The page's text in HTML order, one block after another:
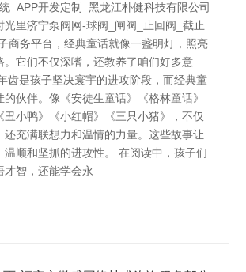
_APP开发定制_黑龙江朴健科技有限公司
光里济宁泵阀网-球阀_闸阀_止回阀_截止
商务平台，经典童话就像一盏明灯，照亮
。它们不仅深嗜，还教养了咱们好多意
齿是孩子坚决寰宇的进攻阶段，而经典童
伙伴。像《安徒生童话》《格林童话》
丑小鸭》《小红帽》《三只小猪》，不仅
还充满联想力和温情的力量。这些故事让
温顺和坚抓的进攻性。 在阅读中，孩子们
才智，还能学会永